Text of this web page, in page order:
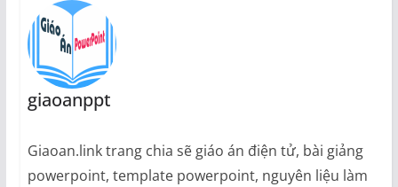
giaoanppt
Giaoan.link trang chia sẽ giáo án điện tử, bài giảng
powerpoint, template powerpoint, nguyên liệu làm